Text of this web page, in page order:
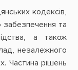
кодексів,
забезпечення та
а також
незалежного
Частина рішень